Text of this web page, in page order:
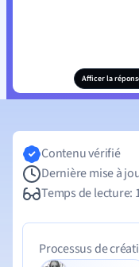
Afficer la
Contenu vérifié
Dernière mise à
Temps de lecture:
Processus de